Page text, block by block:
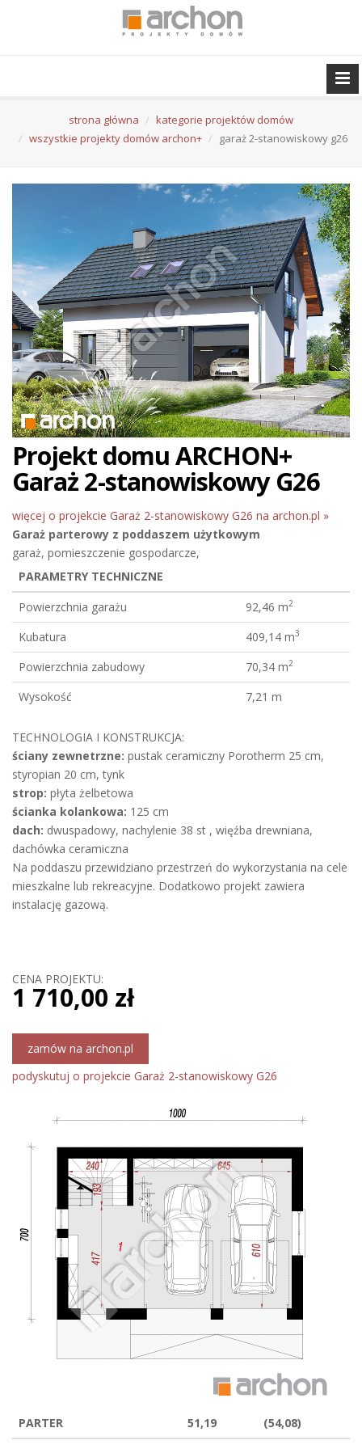
strona główna
kategorie projektów domów
wszystkie projekty domów archon+
garaż 2-stanowiskowy g26
Projekt domu ARCHON+
Garaż 2-stanowiskowy G26
więcej o projekcie Garaż 2-stanowiskowy G26 na archon.pl »
Garaż parterowy z poddaszem użytkowym
garaż, pomieszczenie gospodarcze,
PARAMETRY TECHNICZNE
Powierzchnia garażu
92,46 m2
Kubatura 409,14 m3
Powierzchnia zabudowy 70,34 m2
Wysokość 7,21 m
TECHNOLOGIA I KONSTRUKCJA:
ściany zewnetrzne: pustak ceramiczny Porotherm 25 cm,
styropian 20 cm, tynk
strop: płyta żelbetowa
ścianka kolankowa: 125 cm
dach: dwuspadowy, nachylenie 38 st , więźba drewniana,
dachówka ceramiczna
Na poddaszu przewidziano przestrzeń do wykorzystania na cele
mieszkalne lub rekreacyjne. Dodatkowo projekt zawiera
instalację gazową.
CENA PROJEKTU:
1 710,00 zł
zamów na archon.pl
podyskutuj o projekcie Garaż 2-stanowiskowy G26
PARTER 51,19
(54,08)